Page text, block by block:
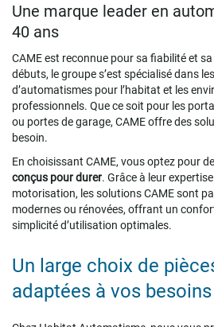
Une marque leader en
40 ans
CAME est reconnue pour sa fiabilité et
débuts, le groupe s’est spécialisé dans
d’automatismes pour l’habitat et les
professionnels. Que ce soit pour les
ou portes de garage, CAME offre des
besoin.
En choisissant CAME, vous optez pour
conçus pour durer. Grâce à leur
motorisation, les solutions CAME sont
modernes ou rénovées, offrant un
simplicité d’utilisation optimales.
Un large choix de
adaptées à vos besoins